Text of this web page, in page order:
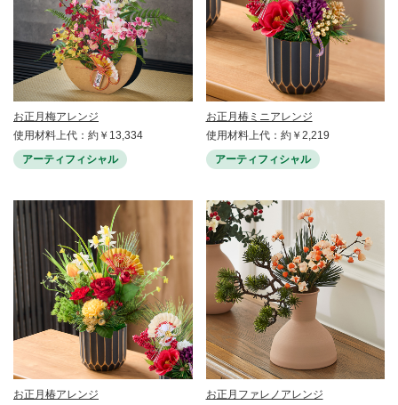
お正月梅アレンジ
使用材料上代：約￥13,334
アーティフィシャル
お正月椿ミニアレンジ
使用材料上代：約￥2,219
アーティフィシャル
お正月椿アレンジ
お正月ファレノアレンジ